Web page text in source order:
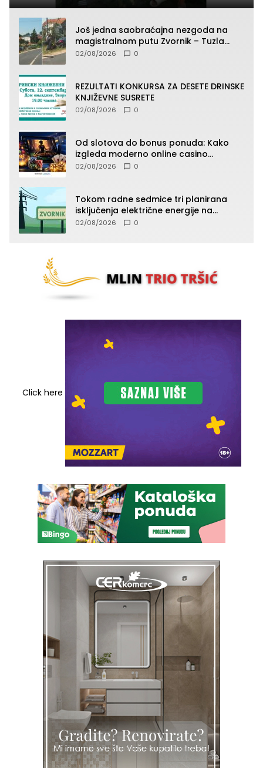
Još jedna saobraćajna nezgoda na
magistralnom putu Zvornik – Tuzla
(FOTO)
02/08/2026 0
REZULTATI KONKURSA ZA DESETE DRINSKE
KNJIŽEVNE SUSRETE
02/08/2026 0
Od slotova do bonus ponuda: Kako
izgleda moderno online casino
iskustvo
02/08/2026 0
Tokom radne sedmice tri planirana
isključenja električne energije na
području TJ Zvornik
02/08/2026 0
Click here